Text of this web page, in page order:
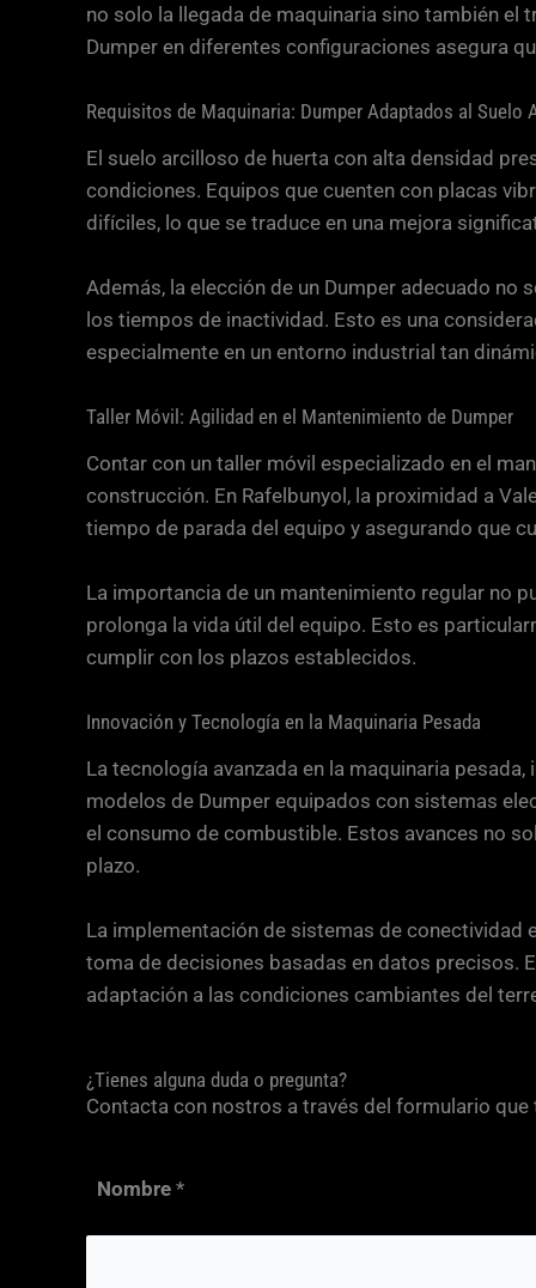
no solo la llegada de maquinaria sino también el
Dumper en diferentes configuraciones asegura
Requisitos de Maquinaria: Dumper Adaptados al Suelo
El suelo arcilloso de huerta con alta densidad
condiciones. Equipos que cuenten con placas
difíciles, lo que se traduce en una mejora
Además, la elección de un Dumper adecuado
los tiempos de inactividad. Esto es una
especialmente en un entorno industrial tan
Taller Móvil: Agilidad en el Mantenimiento de Dumper
Contar con un taller móvil especializado en el
construcción. En Rafelbunyol, la proximidad a
tiempo de parada del equipo y asegurando que
La importancia de un mantenimiento regular no
prolonga la vida útil del equipo. Esto es
cumplir con los plazos establecidos.
Innovación y Tecnología en la Maquinaria Pesada
La tecnología avanzada en la maquinaria
modelos de Dumper equipados con sistemas
el consumo de combustible. Estos avances no
plazo.
La implementación de sistemas de conectividad
toma de decisiones basadas en datos precisos.
adaptación a las condiciones cambiantes del
¿Tienes alguna duda o pregunta?
Contacta con nostros a través del formulario
Nombre *